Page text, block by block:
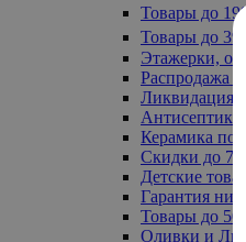
Товары до
Товары до
Этажерки,
Распродажа
Ликвидация
Антисептики
Керамика по
Скидки до
Детские
Гарантия
Товары до
Оливки и